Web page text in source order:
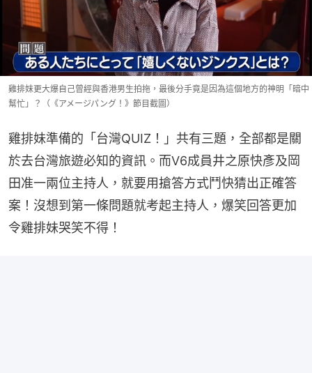
雞排妹更大爆自己曾經與香港男生拍拖，最後分手竟是因為這個地方的神明「暗中
幫忙」？（《アメージパング！》節目截圖）
雞排妹準備的「台灣QUIZ！」共有三題，全部都是關
於去台灣旅遊必知的資訊。而V6成員井之原快彥及岡
田准一兩位主持人，就要用搶答方式鬥快猜出正確答
案！沒想到第一條問題就考起主持人，爆笑回答更加
令雞排妹哭笑不得！